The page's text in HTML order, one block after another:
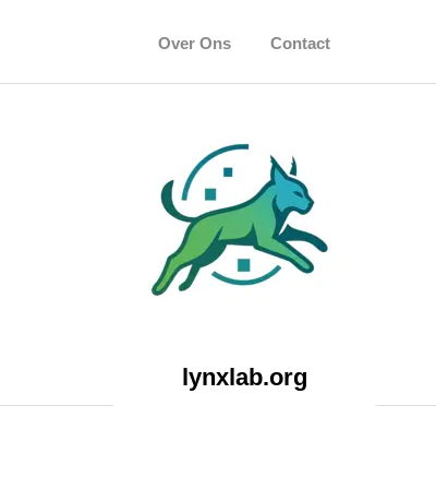
Over Ons Contact
lynxlab.org